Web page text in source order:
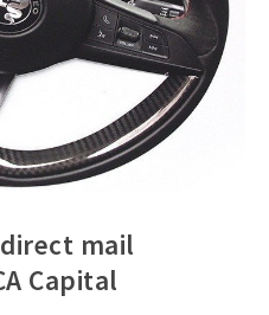
mail
Capital